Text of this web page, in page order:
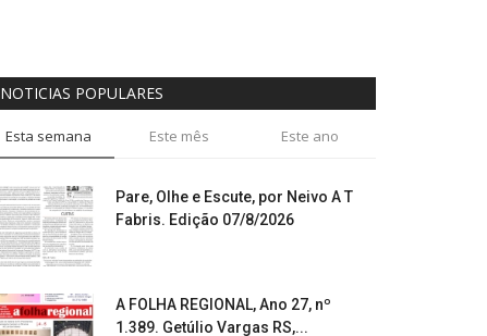
NOTICIAS POPULARES
Esta semana Este mês Este ano
Pare, Olhe e Escute, por Neivo A T
Fabris. Edição 07/8/2026
A FOLHA REGIONAL, Ano 27, nº
1.389. Getúlio Vargas RS,...